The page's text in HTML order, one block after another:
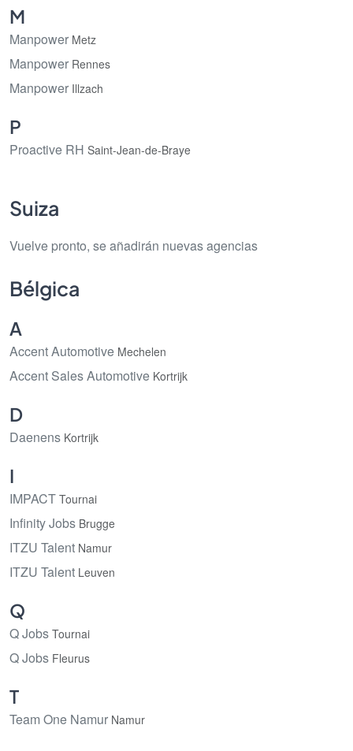
M
Manpower Metz
Manpower Rennes
Manpower Illzach
P
Proactive RH Saint-Jean-de-Braye
Suiza
Vuelve pronto, se añadirán nuevas agencias
Bélgica
A
Accent Automotive Mechelen
Accent Sales Automotive Kortrijk
D
Daenens Kortrijk
I
IMPACT Tournai
Infinity Jobs Brugge
ITZU Talent Namur
ITZU Talent Leuven
Q
Q Jobs Tournai
Q Jobs Fleurus
T
Team One Namur Namur